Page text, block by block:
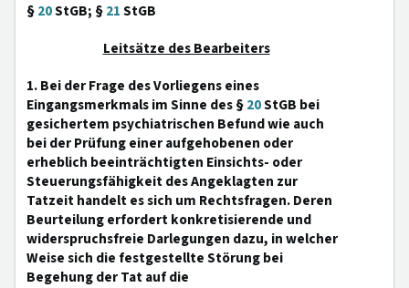
§20StGB; §21StGB
Leitsätze des Bearbeiters
1. Bei der Frage des Vorliegens eines
Eingangsmerkmals im Sinne des §20StGB bei
gesichertem psychiatrischen Befund wie auch
bei der Prüfung einer aufgehobenen oder
erheblich beeinträchtigten Einsichts- oder
Steuerungsfähigkeit des Angeklagten zur
Tatzeit handelt es sich um Rechtsfragen. Deren
Beurteilung erfordert konkretisierende und
widerspruchsfreie Darlegungen dazu, in welcher
Weise sich die festgestellte Störung bei
Begehung der Tat auf die